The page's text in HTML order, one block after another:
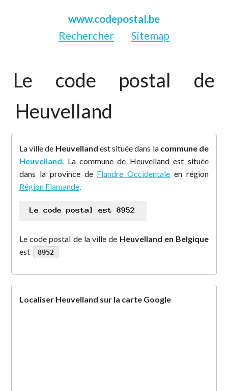
www.codepostal.be
Rechercher
Sitemap
Le code postal de
Heuvelland
La ville de Heuvelland est située dans la commune de
Heuvelland . La commune de Heuvelland est située
dans la province de Flandre Occidentale en région
Région Flamande
Le code postal de la ville de Heuvelland en Belgique
est
8952
Localiser Heuvelland sur la carte Google